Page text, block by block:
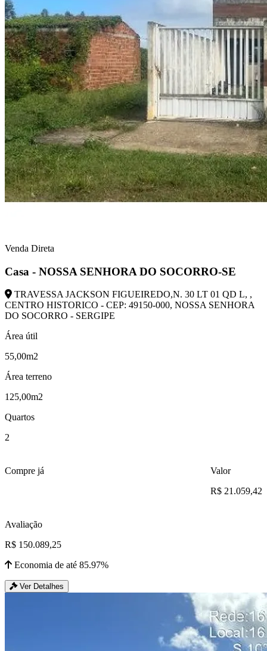
Venda Direta
Casa - NOSSA SENHORA DO SOCORRO-SE
TRAVESSA JACKSON FIGUEIREDO,N. 30 LT 01 QD L, ,
CENTRO HISTORICO - CEP: 49150-000, NOSSA SENHORA
DO SOCORRO - SERGIPE
Área útil
55,00m2
Área terreno
125,00m2
Quartos
2
Compre já
Valor
R$ 21.059,42
Avaliação
R$ 150.089,25
Economia de até 85.97%
Ver Detalhes